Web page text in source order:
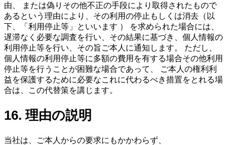
由、 または偽りその他不正の手段により取得されたもので
あるという理由により、その利用の停止もしくは消去（以
下、「利用停止等」といいます ） を求められた場合には、
遅滞なく必要な調査を行い、その結果に基づき、個人情報の
利用停止等を行い、その旨ご本人に通知します。 ただし、
個人情報の利用停止等に多額の費用を有する場合その他利用
停止等を行うことが困難な場合であって、 ご本人の権利利
益を保護するために必要なこれに代わるべき措置をとれる場
合は、この代替策を講じます。
16. 理由の説明
当社は、ご本人からの要求にもかかわらず、